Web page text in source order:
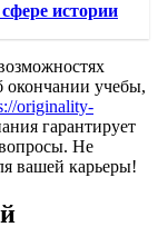
истории
окончании учебы,
originality-
гарантирует
Не
вашей карьеры!